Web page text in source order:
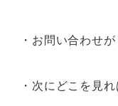
・お問い合わせ
・次にどこを見